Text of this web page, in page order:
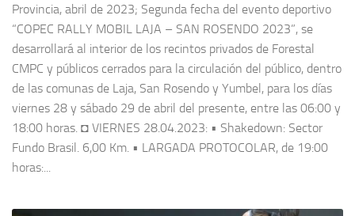
Provincia, abril de 2023; Segunda fecha del evento deportivo
“COPEC RALLY MOBIL LAJA – SAN ROSENDO 2023”, se
desarrollará al interior de los recintos privados de Forestal
CMPC y públicos cerrados para la circulación del público, dentro
de las comunas de Laja, San Rosendo y Yumbel, para los días
viernes 28 y sábado 29 de abril del presente, entre las 06:00 y
18:00 horas. ◘ VIERNES 28.04.2023: • Shakedown: Sector
Fundo Brasil. 6,00 Km. • LARGADA PROTOCOLAR, de 19:00
horas:...